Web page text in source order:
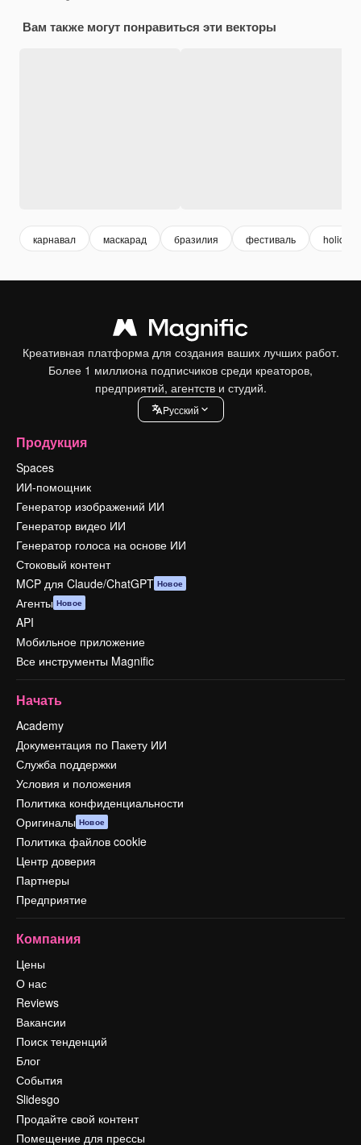
Вам также могут понравиться эти векторы
карнавал маскарад бразилия фестиваль holiday
Креативная платформа для создания ваших лучших работ.
Более 1 миллиона подписчиков среди креаторов,
предприятий, агентств и студий.
Pусский
Продукция
Spaces
ИИ-помощник
Генератор изображений ИИ
Генератор видео ИИ
Генератор голоса на основе ИИ
Стоковый контент
MCP для Claude/ChatGPT Новое
Агенты Новое
API
Мобильное приложение
Все инструменты Magnific
Начать
Academy
Документация по Пакету ИИ
Служба поддержки
Условия и положения
Политика конфиденциальности
Оригиналы Новое
Политика файлов cookie
Центр доверия
Партнеры
Предприятие
Компания
Цены
О нас
Reviews
Вакансии
Поиск тенденций
Блог
События
Slidesgo
Продайте свой контент
Помещение для прессы